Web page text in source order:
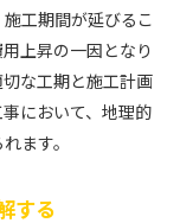
工期間が延びるこ
上昇の一因となり
な工期と施工計画
において、地理的
ます。
する